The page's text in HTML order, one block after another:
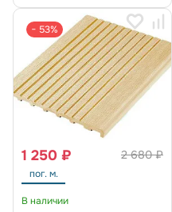
− 53%
2 680 ₽
1 250 ₽
пог. м.
В наличии